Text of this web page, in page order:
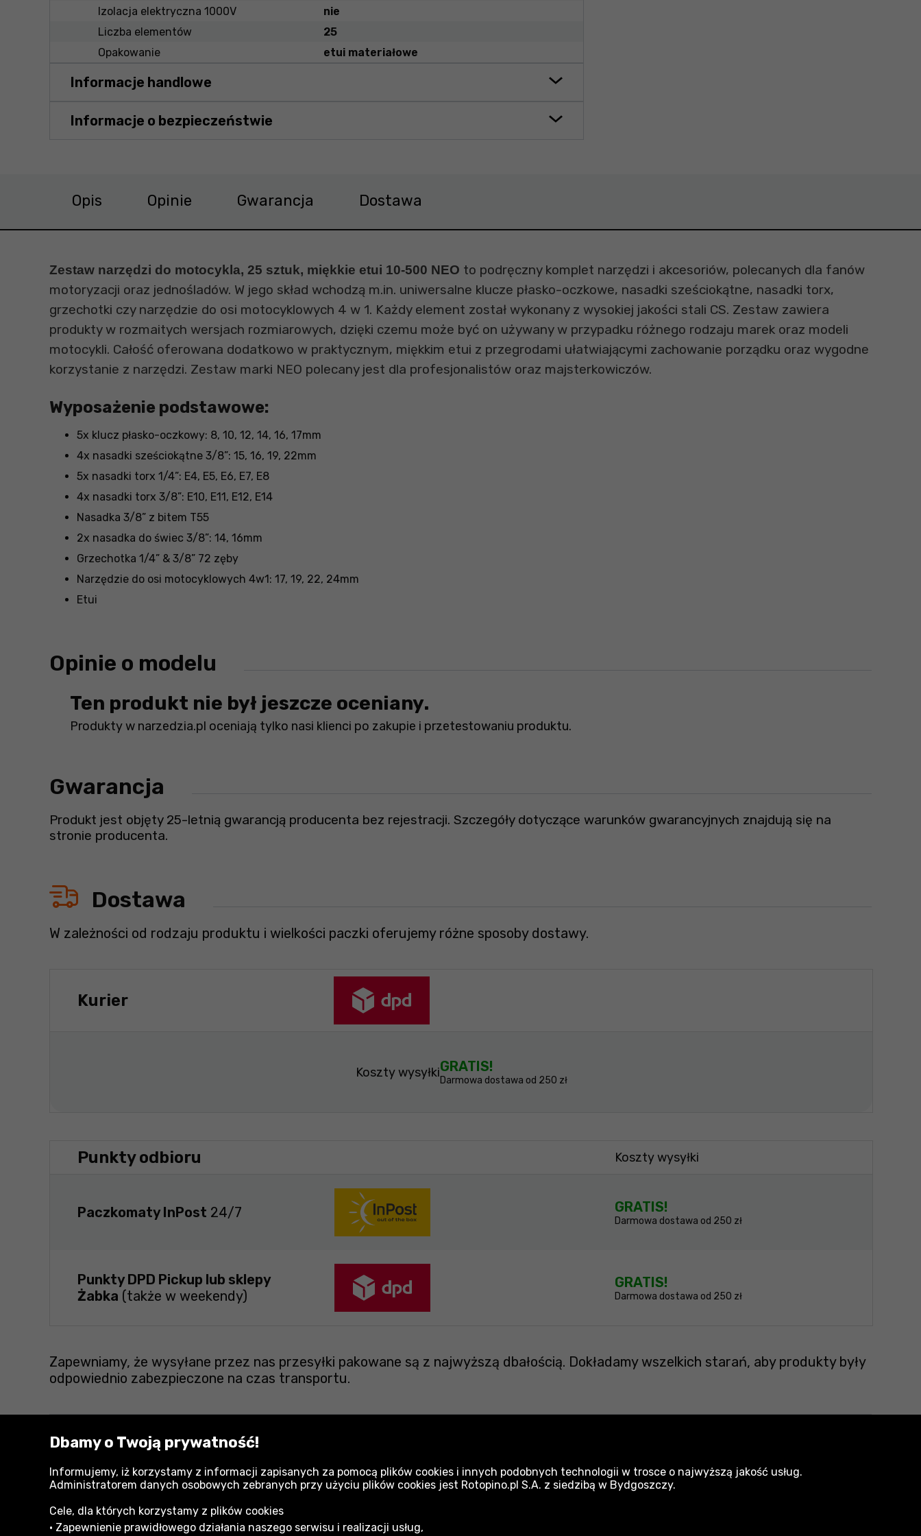
Izolacja elektryczna 1000V
nie
Liczba elementów
25
Opakowanie
etui materiałowe
Informacje handlowe
Informacje o bezpieczeństwie
Opis Opinie Gwarancja Dostawa
Zestaw narzędzi do motocykla, 25 sztuk, miękkie etui 10-500 NEO to podręczny komplet narzędzi i akcesoriów, polecanych dla fanów
motoryzacji oraz jednośladów. W jego skład wchodzą m.in. uniwersalne klucze płasko-oczkowe, nasadki sześciokątne, nasadki torx,
grzechotki czy narzędzie do osi motocyklowych 4 w 1. Każdy element został wykonany z wysokiej jakości stali CS. Zestaw zawiera
produkty w rozmaitych wersjach rozmiarowych, dzięki czemu może być on używany w przypadku różnego rodzaju marek oraz modeli
motocykli. Całość oferowana dodatkowo w praktycznym, miękkim etui z przegrodami ułatwiającymi zachowanie porządku oraz wygodne
korzystanie z narzędzi. Zestaw marki NEO polecany jest dla profesjonalistów oraz majsterkowiczów.
Wyposażenie podstawowe:
5x klucz płasko-oczkowy: 8, 10, 12, 14, 16, 17mm
4x nasadki sześciokątne 3/8”: 15, 16, 19, 22mm
5x nasadki torx 1/4”: E4, E5, E6, E7, E8
4x nasadki torx 3/8”: E10, E11, E12, E14
Nasadka 3/8” z bitem T55
2x nasadka do świec 3/8”: 14, 16mm
Grzechotka 1/4” & 3/8” 72 zęby
Narzędzie do osi motocyklowych 4w1: 17, 19, 22, 24mm
Etui
Opinie o modelu
Ten produkt nie był jeszcze oceniany.
Produkty w narzedzia.pl oceniają tylko nasi klienci po zakupie i przetestowaniu produktu.
Gwarancja
Produkt jest objęty 25-letnią gwarancją producenta bez rejestracji. Szczegóły dotyczące warunków gwarancyjnych znajdują się na
stronie producenta.
Dostawa
W zależności od rodzaju produktu i wielkości paczki oferujemy różne sposoby dostawy.
Kurier
Koszty wysyłkiGRATIS!
Darmowa dostawa od 250 zł
Punkty odbioru Koszty wysyłki
Paczkomaty InPost 24/7 GRATIS!
Darmowa dostawa od 250 zł
Punkty DPD Pickup lub sklepy
Żabka (także w weekendy)
GRATIS!
Darmowa dostawa od 250 zł
Zapewniamy, że wysyłane przez nas przesyłki pakowane są z najwyższą dbałością. Dokładamy wszelkich starań, aby produkty były
odpowiednio zabezpieczone na czas transportu.
Zobacz również:
Zestawy narzędzi ręcznych Neo
Narzędzia ręczne Neo
Narzędzia Neo
Małe zestawy narzędzi ręcznych
Zestawy narzędzi ręcznych do domu
Dbamy o Twoją prywatność!
Informujemy, iż korzystamy z informacji zapisanych za pomocą plików cookies i innych podobnych technologii w trosce o najwyższą jakość usług.
Administratorem danych osobowych zebranych przy użyciu plików cookies jest Rotopino.pl S.A. z siedzibą w Bydgoszczy.
Cele, dla których korzystamy z plików cookies
• Zapewnienie prawidłowego działania naszego serwisu i realizacji usług,